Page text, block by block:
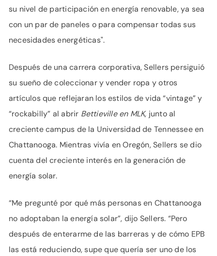
su nivel de participación en energía renovable, ya sea
con un par de paneles o para compensar todas sus
necesidades energéticas".
Después de una carrera corporativa, Sellers persiguió
su sueño de coleccionar y vender ropa y otros
artículos que reflejaran los estilos de vida “vintage” y
“rockabilly” al abrir Bettieville en MLK, junto al
creciente campus de la Universidad de Tennessee en
Chattanooga. Mientras vivía en Oregón, Sellers se dio
cuenta del creciente interés en la generación de
energía solar.
“Me pregunté por qué más personas en Chattanooga
no adoptaban la energía solar”, dijo Sellers. “Pero
después de enterarme de las barreras y de cómo EPB
las está reduciendo, supe que quería ser uno de los